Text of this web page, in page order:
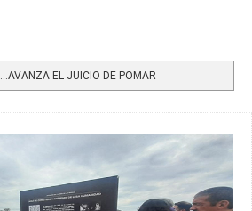
EL JUICIO DE POMAR